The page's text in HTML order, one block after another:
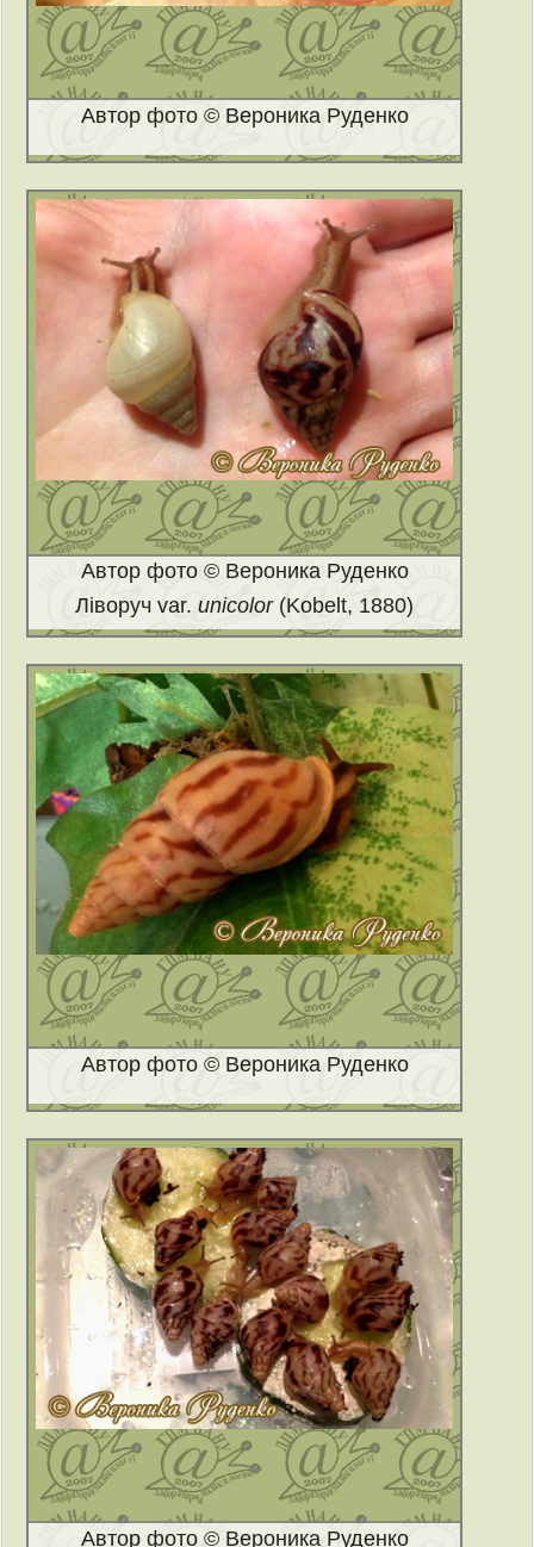
Автор фото © Вероника Руденко
Автор фото © Вероника Руденко
Ліворуч var.unicolor(Kobelt, 1880)
Автор фото © Вероника Руденко
Автор фото © Вероника Руденко